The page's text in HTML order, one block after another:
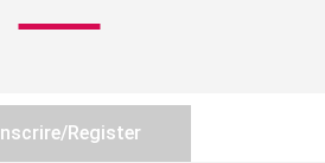
Register